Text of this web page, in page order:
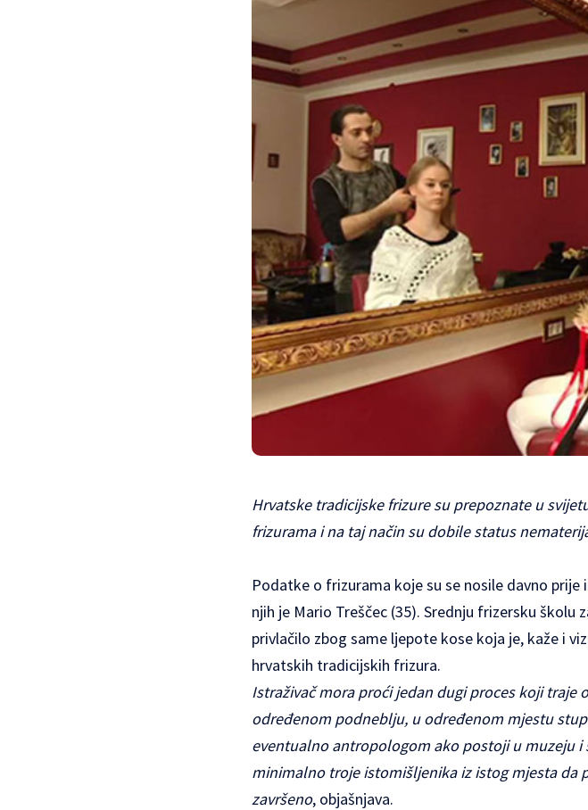
Hrvatske tradicijske frizure su prepoznate u
frizurama i na taj način su dobile status
Podatke o frizurama koje su se nosile davno
njih je Mario Treščec (35). Srednju frizersku
privlačilo zbog same ljepote kose koja je, kaže i
hrvatskih tradicijskih frizura.
Istraživač mora proći jedan dugi proces koji traje
određenom podneblju, u određenom mjestu
eventualno antropologom ako postoji u muzeju
minimalno troje istomišljenika iz istog mjesta da
završeno, objašnjava.